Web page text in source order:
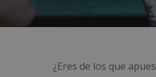
¿Eres de los que